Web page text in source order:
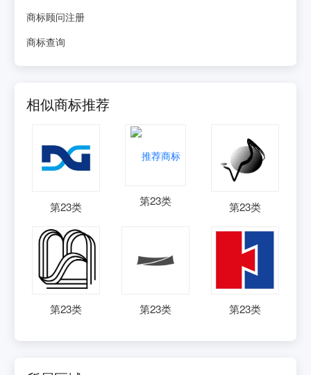
商标顾问注册
商标查询
相似商标推荐
第23类 第23类 第23类
第23类 第23类 第23类